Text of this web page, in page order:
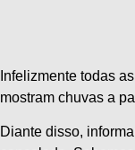
Infelizmente todas
mostram chuvas a
Diante disso,